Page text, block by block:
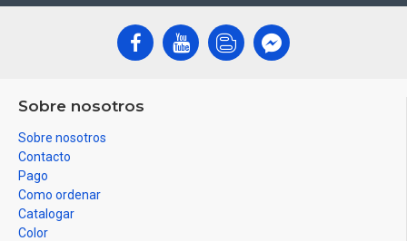
Sobre nosotros
Sobre nosotros
Contacto
Pago
Como ordenar
Catalogar
Color